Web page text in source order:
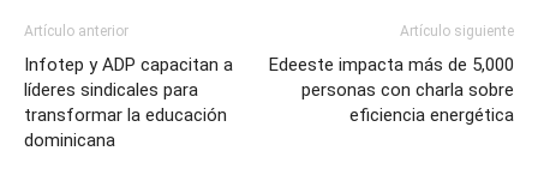
Artículo anterior
Infotep y ADP capacitan a
líderes sindicales para
transformar la educación
dominicana
Artículo siguiente
Edeeste impacta más de 5,000
personas con charla sobre
eficiencia energética